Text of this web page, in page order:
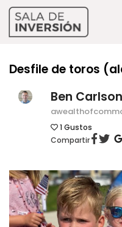
Desfile de toros
Ben Carlson
1Gustos
Compartir